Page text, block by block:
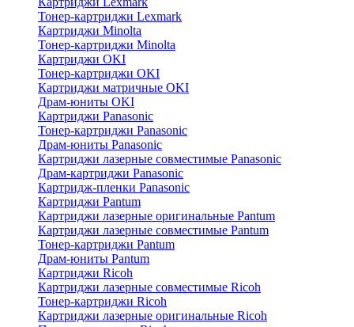
Тонер-картриджи Lexmark
Картриджи Minolta
Тонер-картриджи Minolta
Картриджи OKI
Тонер-картриджи OKI
Картриджи матричные OKI
Драм-юниты OKI
Картриджи Panasonic
Тонер-картриджи Panasonic
Драм-юниты Panasonic
Картриджи лазерные совместимые Panasonic
Драм-картриджи Panasonic
Картридж-пленки Panasonic
Картриджи Pantum
Картриджи лазерные оригинальные Pantum
Картриджи лазерные совместимые Pantum
Тонер-картриджи Pantum
Драм-юниты Pantum
Картриджи Ricoh
Картриджи лазерные совместимые Ricoh
Тонер-картриджи Ricoh
Картриджи лазерные оригинальные Ricoh